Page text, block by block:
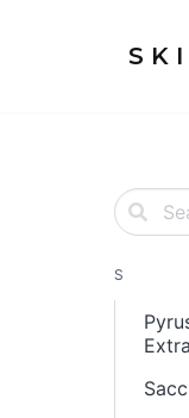
S K I
S